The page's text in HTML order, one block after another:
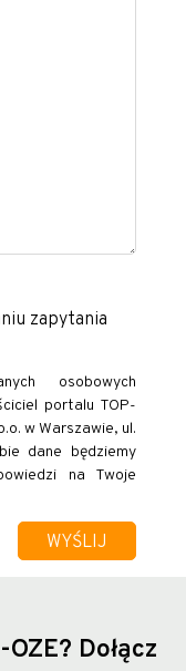
zapytania
osobowych
portalu TOP-
w Warszawie, ul.
dane będziemy
na Twoje
Dołącz